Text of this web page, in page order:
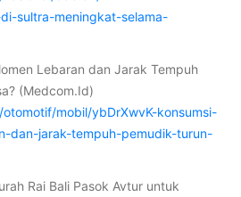
sultra-meningkat-selama-
Lebaran dan Jarak Tempuh
(Medcom.Id)
mobil/ybDrXwvK-konsumsi-
dan-jarak-tempuh-pemudik-turun-
Rai Bali Pasok Avtur untuk